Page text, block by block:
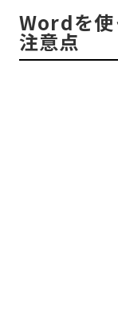
Wordを使
注意点